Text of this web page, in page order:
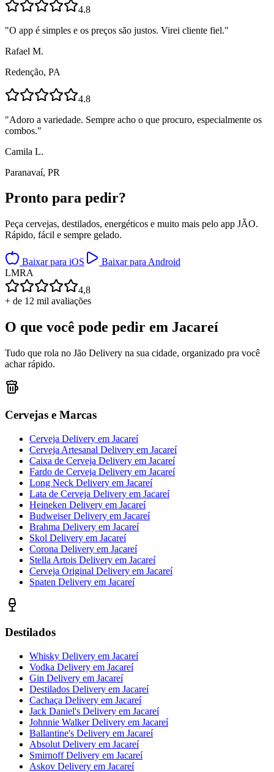
4.8
"O app é simples e os preços são justos. Virei cliente fiel."
Rafael M.
Redenção, PA
4.8
"Adoro a variedade. Sempre acho o que procuro, especialmente os
combos."
Camila L.
Paranavaí, PR
Pronto para pedir?
Peça cervejas, destilados, energéticos e muito mais pelo app JÃO.
Rápido, fácil e sempre gelado.
Baixar para iOS
Baixar para Android
LMRA
4,8
+ de 12 mil avaliações
O que você pode pedir em Jacareí
Tudo que rola no Jão Delivery na sua cidade, organizado pra você
achar rápido.
Cervejas e Marcas
Cerveja Delivery em Jacareí
Cerveja Artesanal Delivery em Jacareí
Caixa de Cerveja Delivery em Jacareí
Fardo de Cerveja Delivery em Jacareí
Long Neck Delivery em Jacareí
Lata de Cerveja Delivery em Jacareí
Heineken Delivery em Jacareí
Budweiser Delivery em Jacareí
Brahma Delivery em Jacareí
Skol Delivery em Jacareí
Corona Delivery em Jacareí
Stella Artois Delivery em Jacareí
Cerveja Original Delivery em Jacareí
Spaten Delivery em Jacareí
Destilados
Whisky Delivery em Jacareí
Vodka Delivery em Jacareí
Gin Delivery em Jacareí
Destilados Delivery em Jacareí
Cachaça Delivery em Jacareí
Jack Daniel's Delivery em Jacareí
Johnnie Walker Delivery em Jacareí
Ballantine's Delivery em Jacareí
Absolut Delivery em Jacareí
Smirnoff Delivery em Jacareí
Askov Delivery em Jacareí